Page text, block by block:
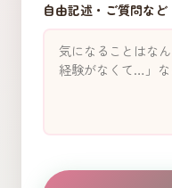
自由記述・ご質問など